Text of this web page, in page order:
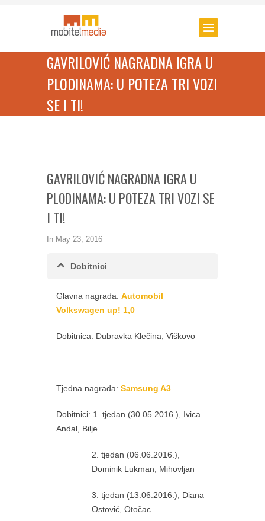
GAVRILOVIĆ NAGRADNA IGRA U
PLODINAMA: U POTEZA TRI VOZI
SE I TI!
GAVRILOVIĆ NAGRADNA IGRA U
PLODINAMA: U POTEZA TRI VOZI SE
I TI!
In May 23, 2016
Dobitnici
Glavna nagrada: Automobil
Volkswagen up! 1,0
Dobitnica: Dubravka Klečina, Viškovo
Tjedna nagrada: Samsung A3
Dobitnici: 1. tjedan (30.05.2016.), Ivica
Andal, Bilje
2. tjedan (06.06.2016.),
Dominik Lukman, Mihovljan
3. tjedan (13.06.2016.), Diana
Ostović, Otočac